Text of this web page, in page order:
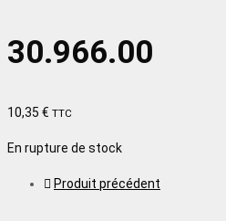
30.966.00
10,35 € TTC
En rupture de stock
Produit précédent